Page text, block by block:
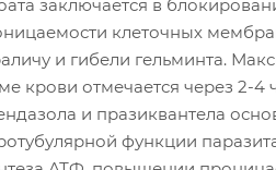
заключается в
клеточных
и гибели гельминта.
крови отмечается через 2-
и празиквантела
функции